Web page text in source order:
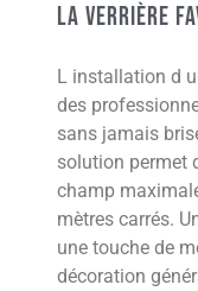
La verrière
L installation d
des
sans jamais
solution permet
champ
mètres carrés.
une touche de
décoration